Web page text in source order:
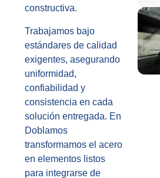
constructiva.
Trabajamos bajo
estándares de calidad
exigentes, asegurando
uniformidad,
confiabilidad y
consistencia en cada
solución entregada. En
Doblamos
transformamos el acero
en elementos listos
para integrarse de